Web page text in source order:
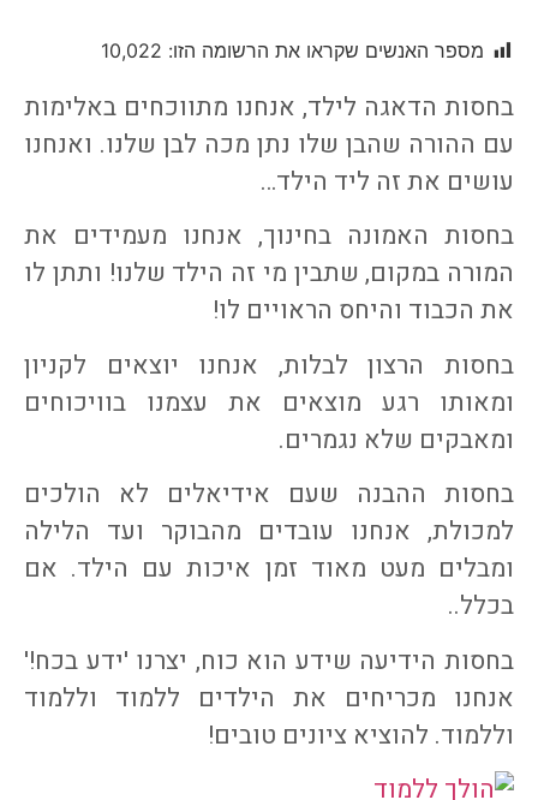
מספר האנשים שקראו את הרשומה הזו: 10,022
בחסות הדאגה לילד, אנחנו מתווכחים באלימות
עם ההורה שהבן שלו נתן מכה לבן שלנו. ואנחנו
עושים את זה ליד הילד…
בחסות האמונה בחינוך, אנחנו מעמידים את
המורה במקום, שתבין מי זה הילד שלנו! ותתן לו
את הכבוד והיחס הראויים לו!
בחסות הרצון לבלות, אנחנו יוצאים לקניון
ומאותו רגע מוצאים את עצמנו בוויכוחים
ומאבקים שלא נגמרים.
בחסות ההבנה שעם אידיאלים לא הולכים
למכולת, אנחנו עובדים מהבוקר ועד הלילה
ומבלים מעט מאוד זמן איכות עם הילד. אם
בכלל..
בחסות הידיעה שידע הוא כוח, יצרנו 'ידע בכח!'
אנחנו מכריחים את הילדים ללמוד וללמוד
וללמוד. להוציא ציונים טובים!